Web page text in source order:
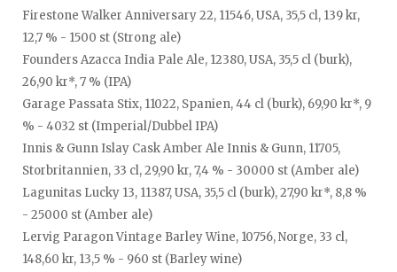
Firestone Walker Anniversary 22, 11546, USA, 35,5 cl, 139 kr,
12,7 % - 1500 st (Strong ale)
Founders Azacca India Pale Ale, 12380, USA, 35,5 cl (burk),
26,90 kr*, 7 % (IPA)
Garage Passata Stix, 11022, Spanien, 44 cl (burk), 69,90 kr*, 9
% - 4032 st (Imperial/Dubbel IPA)
Innis & Gunn Islay Cask Amber Ale Innis & Gunn, 11705,
Storbritannien, 33 cl, 29,90 kr, 7,4 % - 30000 st (Amber ale)
Lagunitas Lucky 13, 11387, USA, 35,5 cl (burk), 27,90 kr*, 8,8 %
- 25000 st (Amber ale)
Lervig Paragon Vintage Barley Wine, 10756, Norge, 33 cl,
148,60 kr, 13,5 % - 960 st (Barley wine)